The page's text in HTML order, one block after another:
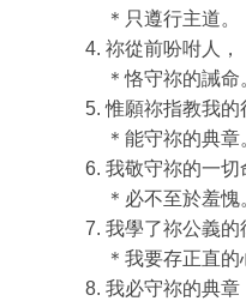
＊只遵行主道。
祢從前吩咐人，
＊恪守祢的誡命
惟願祢指教我的
＊能守祢的典章
我敬守祢的一切
＊必不至於羞愧
我學了祢公義的
＊我要存正直的
我必守祢的典章